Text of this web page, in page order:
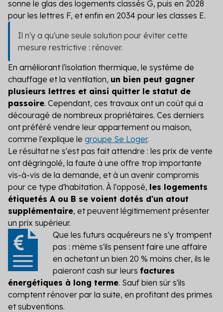
sonne le glas des logements classés G, puis en 2028
pour les lettres F, et enfin en 2034 pour les classes E.
Il n'y a qu'une seule solution pour éviter cette
mesure restrictive : rénover.
En améliorant l'isolation thermique, le système de
chauffage et la ventilation, un bien peut gagner
plusieurs lettres et ainsi quitter le statut de
passoire. Cependant, ces travaux ont un coût qui a
découragé de nombreux propriétaires. Ces derniers
ont préféré vendre leur appartement ou maison,
comme l'explique le groupe Se Loger.
Le résultat ne s'est pas fait attendre : les prix de vente
ont dégringolé, la faute à une offre trop importante
vis-à-vis de la demande, et à un avenir compromis
pour ce type d'habitation. À l'opposé, les logements
étiquetés A ou B se voient dotés d'un atout
supplémentaire, et peuvent légitimement présenter
un prix supérieur.
Que les futurs acquéreurs ne s'y trompent
pas : même s'ils pensent faire une affaire
en achetant un bien 20 % moins cher, ils le
paieront cash sur leurs factures
énergétiques à long terme. Sauf bien sûr s'ils
comptent rénover par la suite, en profitant des primes
et subventions.